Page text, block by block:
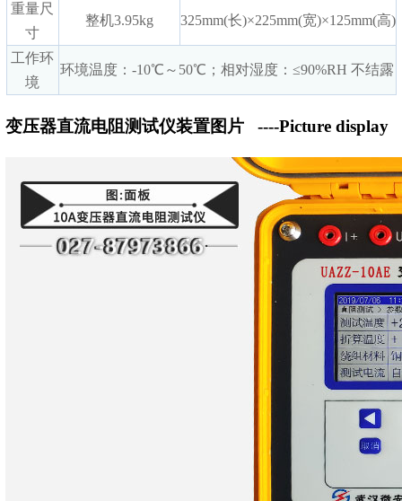
重量尺
寸
整机3.95kg 325mm(长)×225mm(宽)×125mm(高)
工作环
境
环境温度：-10℃～50℃；相对湿度：≤90%RH 不结露
变压器直流电阻测试仪装置图片 ----Picture display